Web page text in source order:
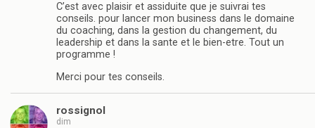
C’est avec plaisir et assiduite que je suivrai tes
conseils. pour lancer mon business dans le domaine
du coaching, dans la gestion du changement, du
leadership et dans la sante et le bien-etre. Tout un
programme !
Merci pour tes conseils.
rossignol
dim